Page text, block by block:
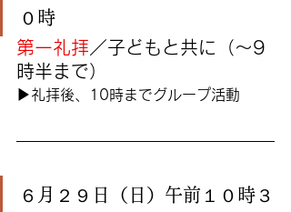
０時
第一礼拝 ／子どもと共に（〜9
時半まで）
▶︎礼拝後、10時までグループ活動
６月２９日（日）午前１０時３